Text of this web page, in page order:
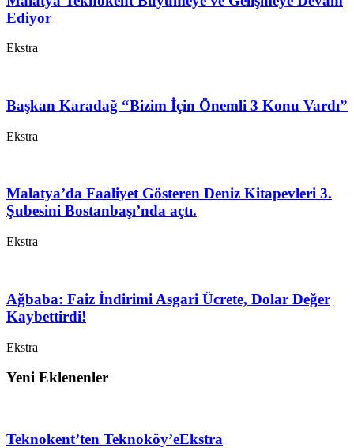
Ediyor
Ekstra
Başkan Karadağ “Bizim İçin Önemli 3 Konu Vardı”
Ekstra
Malatya’da Faaliyet Gösteren Deniz Kitapevleri 3.
Şubesini Bostanbaşı’nda açtı.
Ekstra
Ağbaba: Faiz İndirimi Asgari Ücrete, Dolar Değer
Kaybettirdi!
Ekstra
Yeni Eklenenler
Teknokent’ten Teknoköy’eEkstra